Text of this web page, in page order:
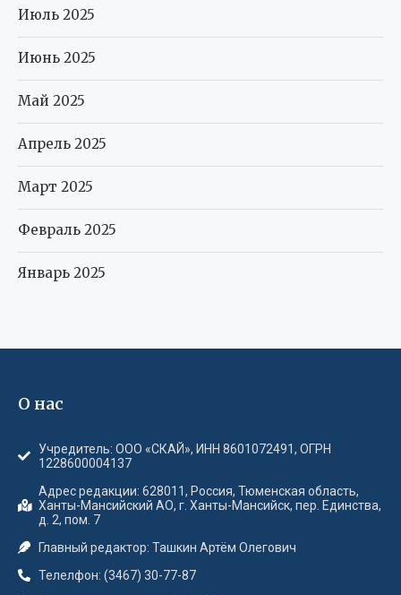
Июль 2025
Июнь 2025
Май 2025
Апрель 2025
Март 2025
Февраль 2025
Январь 2025
О нас
Учредитель: ООО «СКАЙ», ИНН 8601072491, ОГРН
1228600004137
Адрес редакции: 628011, Россия, Тюменская область,
Ханты-Мансийский АО, г. Ханты-Мансийск, пер. Единства,
д. 2, пом. 7
Главный редактор: Ташкин Артём Олегович
Телелфон: (3467) 30-77-87